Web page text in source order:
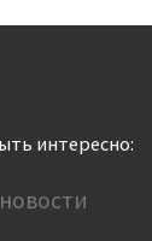
интересно: